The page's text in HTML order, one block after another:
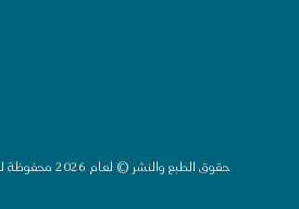
حقوق الطبع والنشر © لعام 2026 محفوظة لقطر للسياحة | جميع الحقوق محفوظة